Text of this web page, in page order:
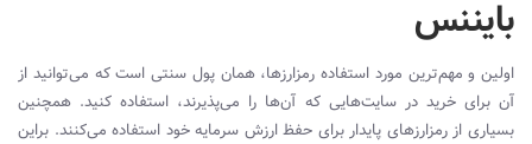
بایننس
اولین و مهم‌ترین مورد استفاده رمزارزها، همان پول سنتی است که می‌توانید از
آن برای خرید در سایت‌هایی که آن‌ها را می‌پذیرند، استفاده کنید. همچنین
بسیاری از رمزارزهای پایدار برای حفظ ارزش سرمایه خود استفاده می‌کنند. براین